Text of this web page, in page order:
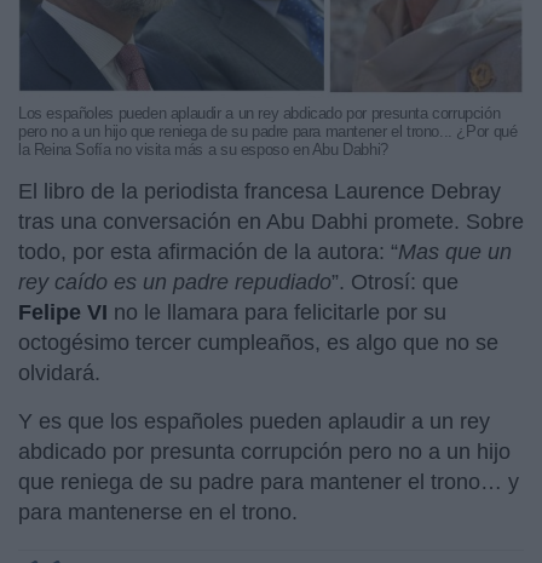
Los españoles pueden aplaudir a un rey abdicado por presunta corrupción
pero no a un hijo que reniega de su padre para mantener el trono... ¿Por qué
la Reina Sofía no visita más a su esposo en Abu Dabhi?
El libro de la periodista francesa Laurence Debray
tras una conversación en Abu Dabhi promete. Sobre
todo, por esta afirmación de la autora: “Mas que un
rey caído es un padre repudiado”. Otrosí: que
Felipe VI no le llamara para felicitarle por su
octogésimo tercer cumpleaños, es algo que no se
olvidará.
Y es que los españoles pueden aplaudir a un rey
abdicado por presunta corrupción pero no a un hijo
que reniega de su padre para mantener el trono… y
para mantenerse en el trono.